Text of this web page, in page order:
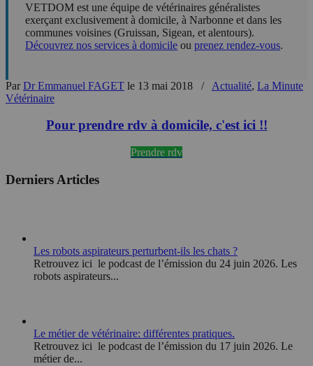
VETDOM est une équipe de vétérinaires généralistes
exerçant exclusivement à domicile, à Narbonne et dans les
communes voisines (Gruissan, Sigean, et alentours).
Découvrez nos services à domicile ou prenez rendez-vous.
ParDr Emmanuel FAGET le 13 mai 2018 / Actualité, La Minute
Vétérinaire
Pour prendre rdv à domicile, c'est ici !!
Prendre rdv
Derniers Articles
Les robots aspirateurs perturbent-ils les chats ?
Retrouvez ici le podcast de l’émission du 24 juin 2026. Les
robots aspirateurs...
Le métier de vétérinaire: différentes pratiques.
Retrouvez ici le podcast de l’émission du 17 juin 2026. Le
métier de...